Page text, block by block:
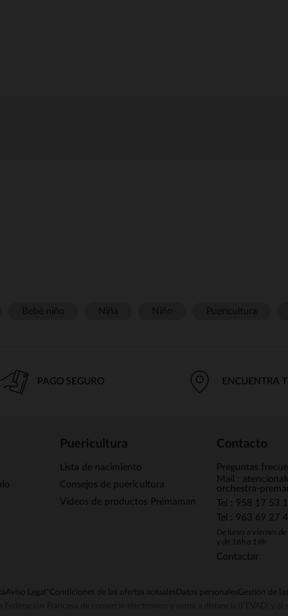
PAGO SEGURO ENCUENTRA
Puericultura
Lista de nacimiento
Consejos de puericultura
Vídeos de productos Prémaman
Contacto
Preguntas
Mail :
orchestra-
Tel : 958 17 53
Tel : 963 69 27
De lunes a viernes
y de 16h a 19h
Contactar
Aviso Legal *Condiciones de las ofertas actuales Datos personalesGestión de